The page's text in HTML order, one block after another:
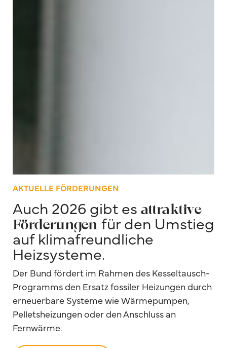
AKTUELLE FÖRDERUNGEN
Auch 2026 gibt es attraktive
Förderungen für den Umstieg
auf klimafreundliche
Heizsysteme.
Der Bund fördert im Rahmen des Kesseltausch-
Programms den Ersatz fossiler Heizungen durch
erneuerbare Systeme wie Wärmepumpen,
Pelletsheizungen oder den Anschluss an
Fernwärme.